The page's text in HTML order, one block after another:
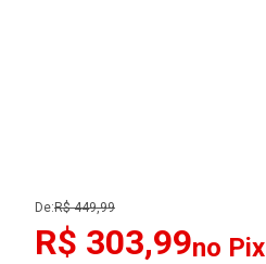
De:R$ 449,99
R$ 303,99no Pix